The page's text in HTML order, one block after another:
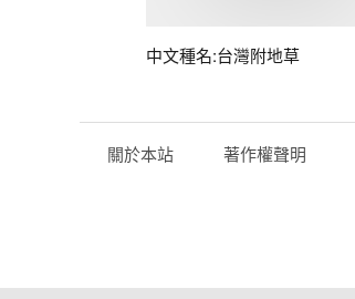
中文種名:台灣附地草
關於本站 著作權聲明